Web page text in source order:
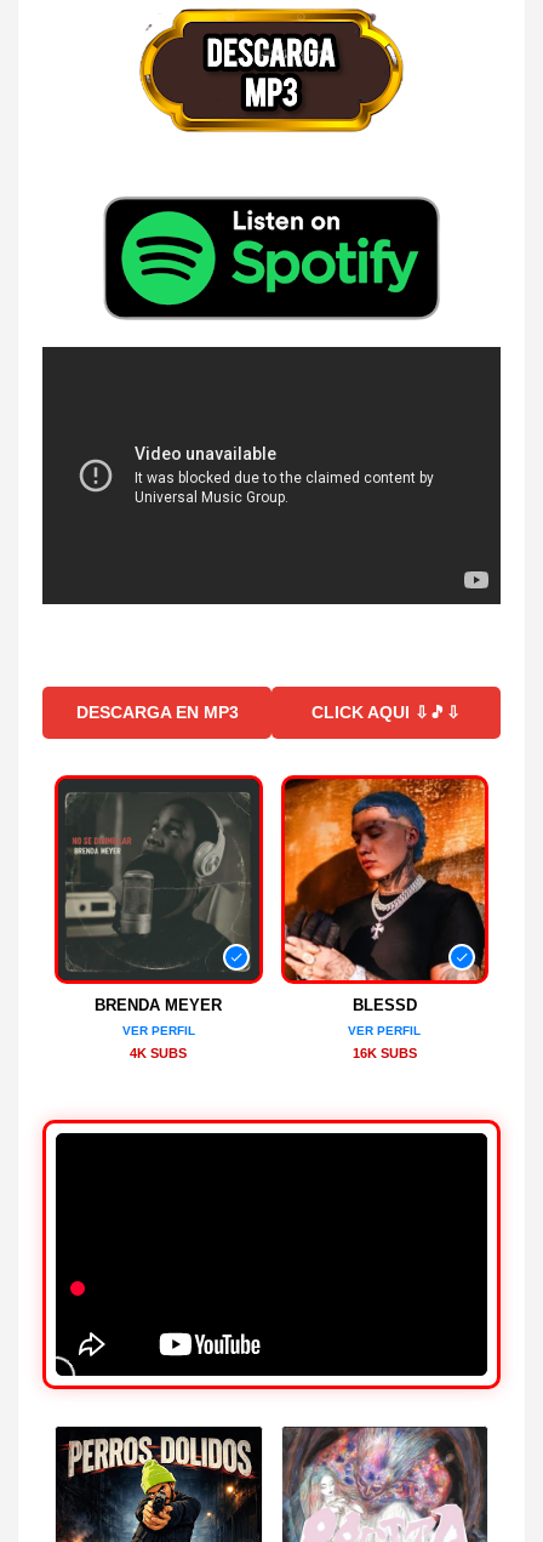
DESCARGA EN MP3 CLICK AQUI ⇩🎵⇩
BRENDA MEYER
VER PERFIL
4K SUBS
BLESSD
VER PERFIL
16K SUBS